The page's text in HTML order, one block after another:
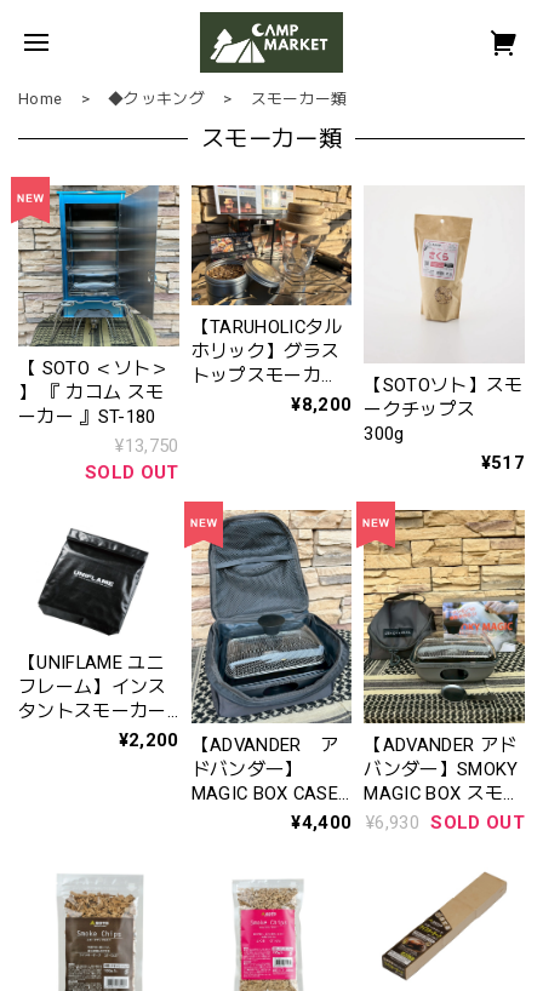
Home ◆クッキング スモーカー類
スモーカー類
【 SOTO ＜ソト＞
】 『 カコム スモ
ーカー 』ST-180
¥13,750
SOLD OUT
【TARUHOLICタル
ホリック】グラス
トップスモーカ
¥8,200
【SOTOソト】スモ
ークチップス
300g
¥517
【UNIFLAME ユニ
フレーム】インス
タントスモーカー
¥2,200
【ADVANDER ア
ドバンダ―】
MAGIC BOX CASE
マジックボックス
（※スモーカー別
売り）
¥4,400
【ADVANDER アド
バンダ―】SMOKY
MAGIC BOX スモー
キーマジックボッ
¥6,930 SOLD OUT